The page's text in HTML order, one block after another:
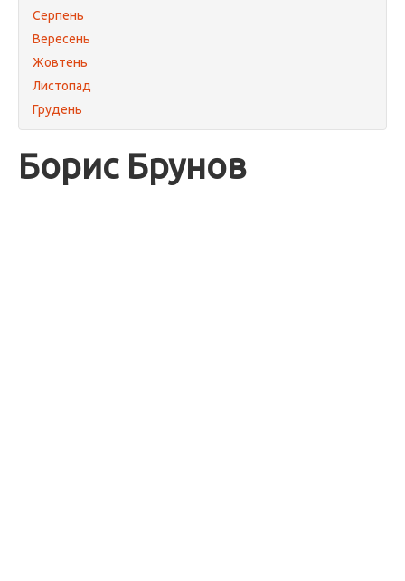
Серпень
Вересень
Жовтень
Листопад
Грудень
Борис Брунов